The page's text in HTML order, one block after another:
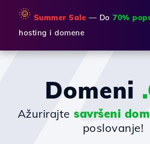
🌞 Summer Sale — Do 70%
hosting i domene
Domeni
Ažurirajtesavršeni
poslovanje!